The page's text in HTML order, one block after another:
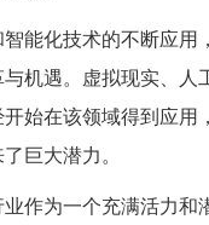
能化技术的不断应用
机遇。虚拟现实、人
始在该领域得到应用
巨大潜力。
作为一个充满活力和